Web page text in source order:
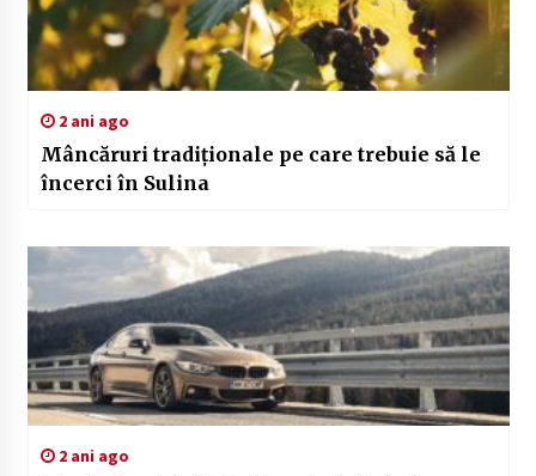
2 ani ago
Mâncăruri tradiționale pe care trebuie să le
încerci în Sulina
2 ani ago